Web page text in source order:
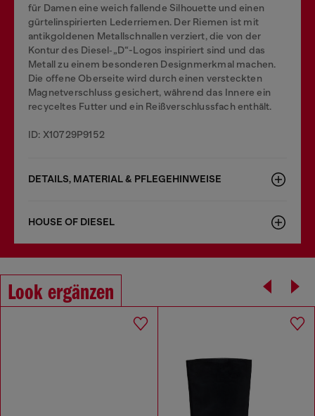
für Damen eine weich fallende Silhouette und einen
gürtelinspirierten Lederriemen. Der Riemen ist mit
antikgoldenen Metallschnallen verziert, die von der
Kontur des Diesel‑„D“-Logos inspiriert sind und das
Metall zu einem besonderen Designmerkmal machen.
Die offene Oberseite wird durch einen versteckten
Magnetverschluss gesichert, während das Innere ein
recyceltes Futter und ein Reißverschlussfach enthält.
ID: X10729P9152
DETAILS, MATERIAL & PFLEGEHINWEISE
HOUSE OF DIESEL
Look ergänzen